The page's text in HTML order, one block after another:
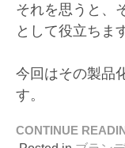
それを思うと、
として役立ちま
今回はその製品
す。
CONTINUE